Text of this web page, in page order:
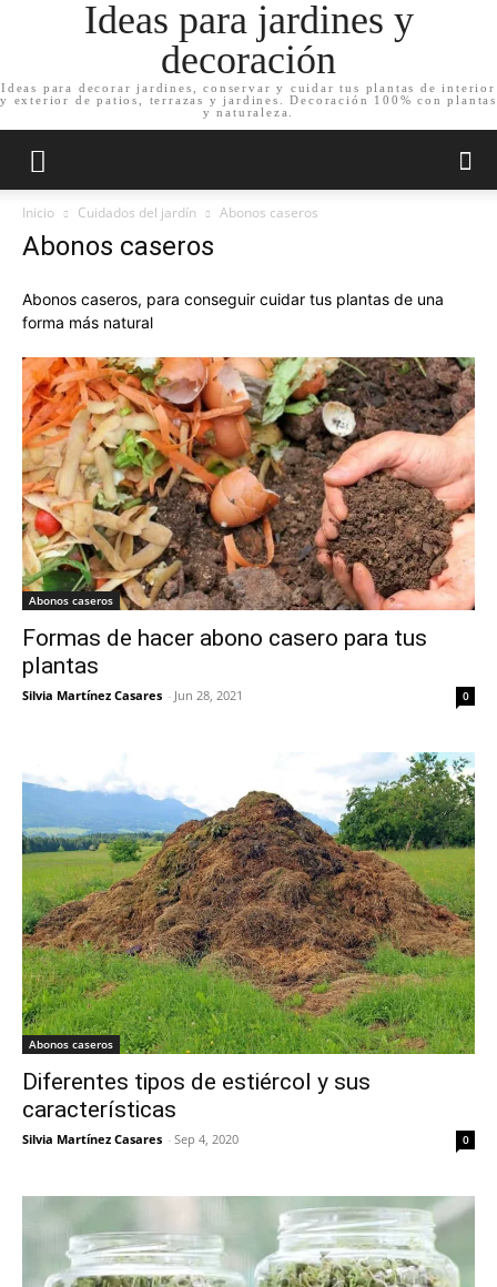
Ideas para jardines y
decoración
Ideas para decorar jardines, conservar y cuidar tus plantas de interior
y exterior de patios, terrazas y jardines. Decoración 100% con plantas
y naturaleza.
Inicio Cuidados del jardín Abonos caseros
Abonos caseros
Abonos caseros, para conseguir cuidar tus plantas de una
forma más natural
Abonos caseros
Formas de hacer abono casero para tus
plantas
Silvia Martínez Casares - Jun 28, 2021 0
Abonos caseros
Diferentes tipos de estiércol y sus
características
Silvia Martínez Casares - Sep 4, 2020 0